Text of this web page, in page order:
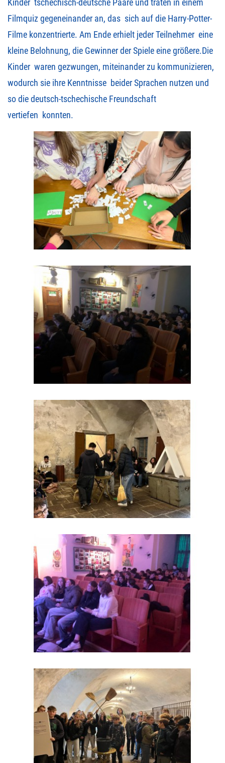
Filmquiz gegeneinander an, das sich auf die Harry-Potter-
Filme konzentrierte. Am Ende erhielt jeder Teilnehmer eine
kleine Belohnung, die Gewinner der Spiele eine größere.Die
Kinder waren gezwungen, miteinander zu kommunizieren,
wodurch sie ihre Kenntnisse beider Sprachen nutzen und
so die deutsch-tschechische Freundschaft
vertiefen konnten.